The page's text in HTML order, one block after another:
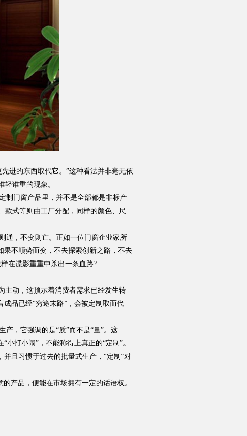
Hennissy海外官网
进的东西取代它。”这种看法并非毫无依
谁重的现象。
制门窗产品里，并不是全部都是非标产
款式等则由工厂分配，同样的颜色、尺
通，不变则亡。正如一位门窗企业家所
果不顺势而变，不去探索创新之路，不去
在谍影重重中杀出一条血路?
主动，这预示着消费者需求已经发生转
品已经“穷途末路”，会被定制取而代
，它强调的是“质”而不是“量”。这
打小闹”，不能称得上真正的“定制”。
且习惯于过去的批量式生产，“定制”对
产品，便能在市场拥有一定的话语权。